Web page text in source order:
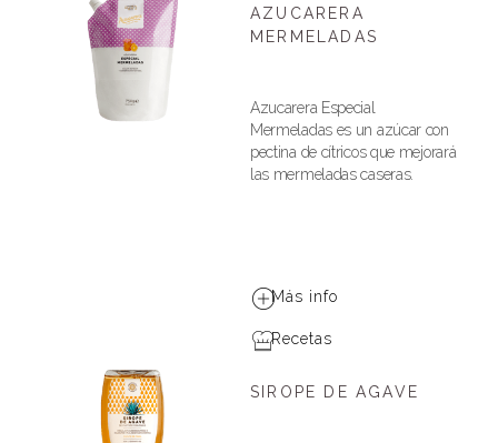
AZUCARERA
MERMELADAS
Azucarera Especial
Mermeladas es un azúcar con
pectina de cítricos que mejorará
las mermeladas caseras.
Más info
Recetas
SIROPE DE AGAVE